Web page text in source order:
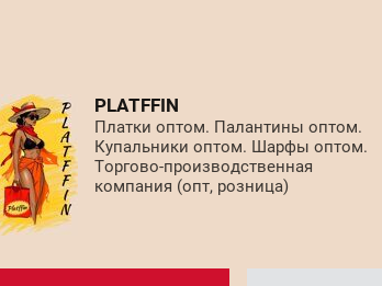
PLATFFIN
Платки оптом. Палантины оптом.
Купальники оптом. Шарфы оптом.
Торгово-производственная
компания (опт, розница)